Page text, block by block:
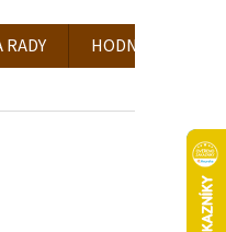
RADY HODNOCENÍ